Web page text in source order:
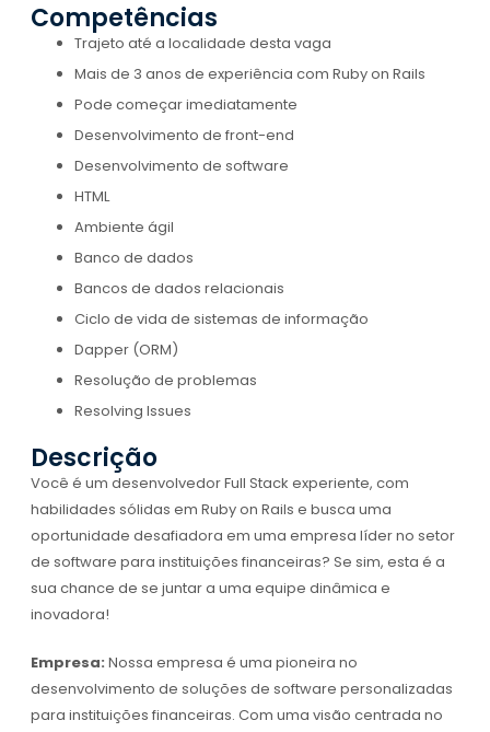
Competências
Trajeto até a localidade desta vaga
Mais de 3 anos de experiência com Ruby on Rails
Pode começar imediatamente
Desenvolvimento de front-end
Desenvolvimento de software
HTML
Ambiente ágil
Banco de dados
Bancos de dados relacionais
Ciclo de vida de sistemas de informação
Dapper (ORM)
Resolução de problemas
Resolving Issues
Descrição
Você é um desenvolvedor Full Stack experiente, com
habilidades sólidas em Ruby on Rails e busca uma
oportunidade desafiadora em uma empresa líder no setor
de software para instituições financeiras? Se sim, esta é a
sua chance de se juntar a uma equipe dinâmica e
inovadora!
Empresa: Nossa empresa é uma pioneira no
desenvolvimento de soluções de software personalizadas
para instituições financeiras. Com uma visão centrada no